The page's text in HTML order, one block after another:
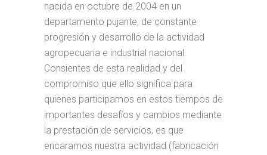
nacida en octubre de 2004 en un
departamento pujante, de constante
progresión y desarrollo de la actividad
agropecuaria e industrial nacional.
Consientes de esta realidad y del
compromiso que ello significa para
quienes participamos en estos tiempos de
importantes desafíos y cambios mediante
la prestación de servicios, es que
encaramos nuestra actividad (fabricación